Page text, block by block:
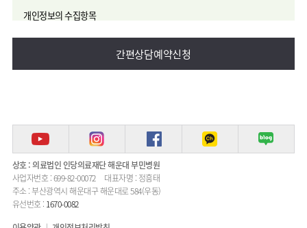
개인정보의 수집항목
이용자로부터 아래와 같은 개인정보를 수집하고 있으며, 이용자의 개인정보 수집
시 서비스 제공을 위하여 필요한 범위에서 최소한의 개인정보를 수집합니다.
홈페이지 회원 가입, 서비스 이용 등을 할 수 없습니다.
① 회원가입, 진료상담, 진료예약, 고객의소리(게시판), 감사의편지(게시판)의
서비스 이용을 위해 필요한 개인정보
- 아이디, 비밀번호, 성명, 휴대폰번호, 생년월일, 성별, 이메일
② 각 서비스 이용을 위해 필요한 정보, 서비스 이용기록 정보
- 각 서비스 이용 기록 관련 정보
- 로그데이터, 쿠키, 이용시간, 이용자가 입력한 검색어 등
간편상담예약신청
상호 : 의료법인 인당의료재단 해운대 부민병원
사업자번호 : 699-82-00072
대표자명 : 정흥태
주소 : 부산광역시 해운대구 해운대로 584(우동)
유선번호 : 1670-0082